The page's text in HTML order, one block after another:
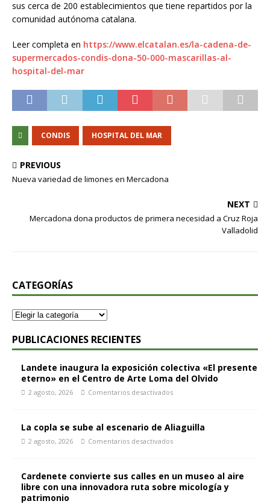
sus cerca de 200 establecimientos que tiene repartidos por la
comunidad autónoma catalana.
Leer completa en https://www.elcatalan.es/la-cadena-de-
supermercados-condis-dona-50-000-mascarillas-al-
hospital-del-mar
CONDIS HOSPITAL DEL MAR
PREVIOUS
Nueva variedad de limones en Mercadona
NEXT
Mercadona dona productos de primera necesidad a Cruz Roja
Valladolid
CATEGORÍAS
PUBLICACIONES RECIENTES
Landete inaugura la exposición colectiva «El presente
eterno» en el Centro de Arte Loma del Olvido
2 agosto, 2026 Comentarios desactivados
La copla se sube al escenario de Aliaguilla
2 agosto, 2026 Comentarios desactivados
Cardenete convierte sus calles en un museo al aire
libre con una innovadora ruta sobre micología y
patrimonio